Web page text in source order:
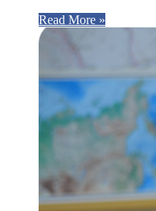
Read More »